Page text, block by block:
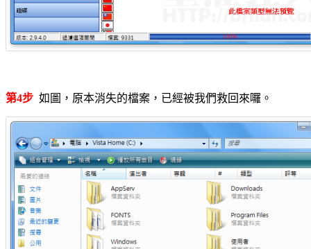
第4步 如圖，原本消失的檔案，已經被我們救回來囉。